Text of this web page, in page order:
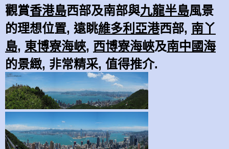
觀賞香港島西部及南部與九龍半島風景
的理想位置, 遠眺維多利亞港西部, 南丫
島, 東博寮海峽, 西博寮海峽及南中國海
的景緻, 非常精采, 值得推介.